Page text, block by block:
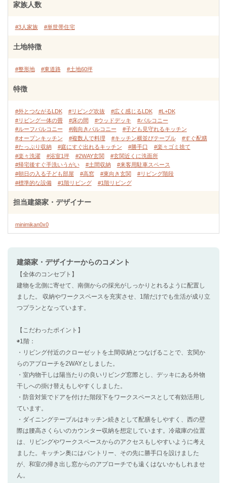
家族人数
#3人家族 #単世帯住宅
土地特徴
#整形地 #東道路 #土地60坪
特徴
#外とつながるLDK #リビング吹抜 #広く感じるLDK
#L+DK
#リビング一体の畳
#床の間 #ウッドデッキ
#バルコニー
#ルーフバルコニー
#南向きバルコニー
#子ども見守れるキッチン
#オープンキッチン
#複数人で料理 #キッチン横並びテーブル
#すぐ配膳
#たっぷり収納
#庭にすぐ出れるキッチン #勝手口
#楽々ゴミ捨て
#楽々洗濯
#浴室1坪 #2WAY玄関
#玄関近くに洗面所
#帰宅後すぐ手洗いうがい
#土間収納
#来客用駐車スペース
#朝日の入る子ども部屋
#高窓 #東向き玄関
#リビング階段
#標準的な設備
#1階リビング #1階リビング
担当建築家・デザイナー
minimikan0x0
建築家・デザイナーからのコメント
【全体のコンセプト】
建物を北側に寄せて、南側からの採光がしっかりとれるように配置し
ました。 収納やワークスペースを充実させ、1階だけでも生活が成り立
つプランとなっています。
【こだわったポイント】
◉1階：
・リビング付近のクローゼットを土間収納とつなげることで、玄関か
らのアプローチを2WAYとしました。
・室内物干しは陽当たりの良いリビング窓際とし、デッキにある外物
干しへの掛け替えもしやすくしました。
・防音対策でドアを付けた階段下をワークスペースとして有効活用し
ています。
・ダイニングテーブルはキッチン続きとして配膳をしやすく、西の壁
際は腰高さくらいのカウンター収納を想定しています。冷蔵庫の位置
は、リビングやワークスペースからのアクセスもしやすいように考え
ました。キッチン奥にはパントリー、その先に勝手口を設けました
が、和室の掃き出し窓からのアプローチでも遠くはないかもしれませ
ん。